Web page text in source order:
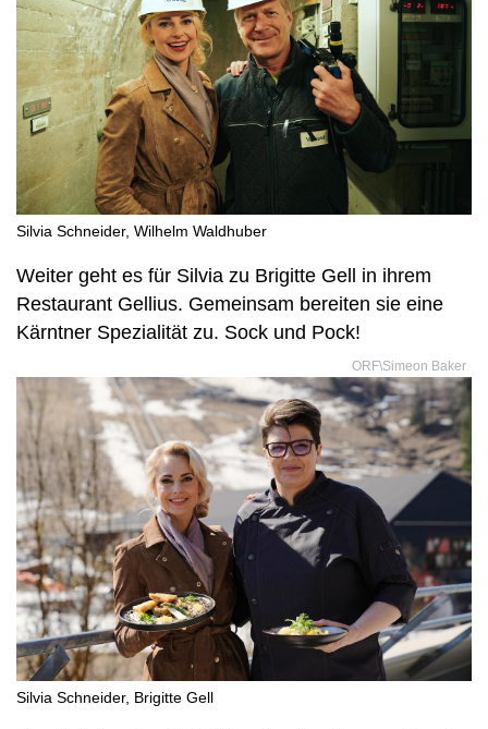
Silvia Schneider, Wilhelm Waldhuber
Weiter geht es für Silvia zu Brigitte Gell in ihrem
Restaurant Gellius. Gemeinsam bereiten sie eine
Kärntner Spezialität zu. Sock und Pock!
ORF\Simeon Baker
Silvia Schneider, Brigitte Gell